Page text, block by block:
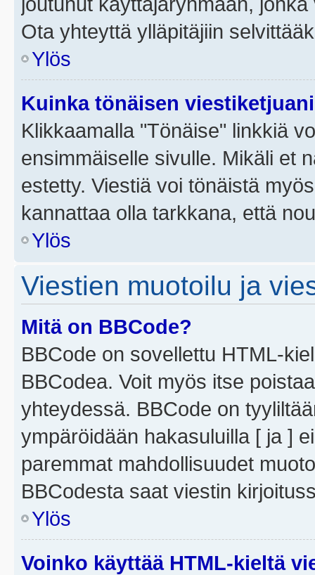
Ota yhteyttä ylläpitäjiin
Ylös
Kuinka tönäisen
Klikkaamalla "Tönäise" linkkiä
ensimmäiselle sivulle. Mikäli et
estetty. Viestiä voi tönäistä
kannattaa olla tarkkana, että
Ylös
Viestien muotoilu ja
Mitä on BBCode?
BBCode on sovellettu HTML-
BBCodea. Voit myös itse
yhteydessä. BBCode on
ympäröidään hakasuluilla [ ja ]
paremmat mahdollisuudet
BBCodesta saat viestin
Ylös
Voinko käyttää HTML-kieltä